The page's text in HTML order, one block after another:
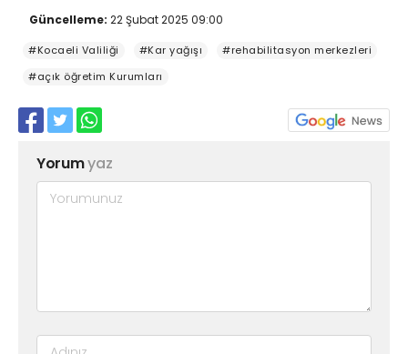
Güncelleme: 22 Şubat 2025 09:00
#Kocaeli Valiliği #Kar yağışı
#rehabilitasyon merkezleri
#açık öğretim Kurumları
Yorumyaz